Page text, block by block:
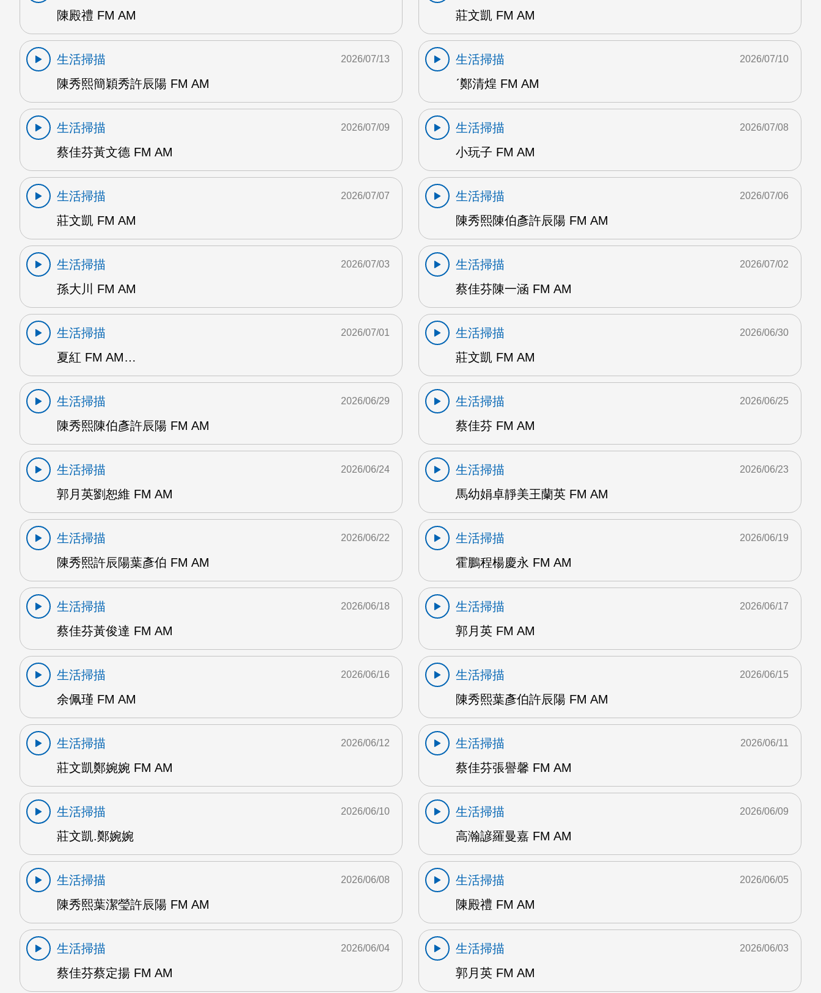
陳殿禮 FM AM
莊文凱 FM AM
生活掃描
陳秀熙簡穎秀許辰陽 FM AM
2026/07/13
生活掃描
ˊ鄭清煌 FM AM
2026/07/10
生活掃描
蔡佳芬黃文德 FM AM
2026/07/09
生活掃描
小玩子 FM AM
2026/07/08
生活掃描
莊文凱 FM AM
2026/07/07
生活掃描
陳秀熙陳伯彥許辰陽 FM AM
2026/07/06
生活掃描
孫大川 FM AM
2026/07/03
生活掃描
蔡佳芬陳一涵 FM AM
2026/07/02
生活掃描
夏紅 FM AM…
2026/07/01
生活掃描
莊文凱 FM AM
2026/06/30
生活掃描
陳秀熙陳伯彥許辰陽 FM AM
2026/06/29
生活掃描
蔡佳芬 FM AM
2026/06/25
生活掃描
郭月英劉恕維 FM AM
2026/06/24
生活掃描
馬幼娟卓靜美王蘭英 FM AM
2026/06/23
生活掃描
陳秀熙許辰陽葉彥伯 FM AM
2026/06/22
生活掃描
霍鵬程楊慶永 FM AM
2026/06/19
生活掃描
蔡佳芬黃俊達 FM AM
2026/06/18
生活掃描
郭月英 FM AM
2026/06/17
生活掃描
余佩瑾 FM AM
2026/06/16
生活掃描
陳秀熙葉彥伯許辰陽 FM AM
2026/06/15
生活掃描
莊文凱鄭婉婉 FM AM
2026/06/12
生活掃描
蔡佳芬張譽馨 FM AM
2026/06/11
生活掃描
莊文凱.鄭婉婉
2026/06/10
生活掃描
高瀚諺羅曼嘉 FM AM
2026/06/09
生活掃描
陳秀熙葉潔瑩許辰陽 FM AM
2026/06/08
生活掃描
陳殿禮 FM AM
2026/06/05
生活掃描
蔡佳芬蔡定揚 FM AM
2026/06/04
生活掃描
郭月英 FM AM
2026/06/03